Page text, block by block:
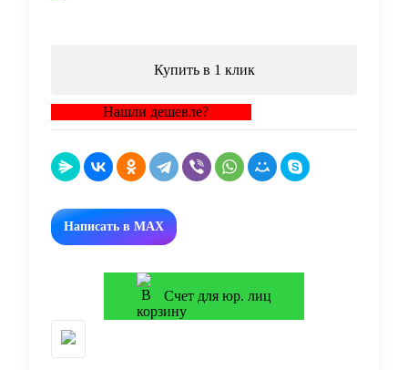
Купить в 1 клик
Нашли дешевле?
Написать в MAX
Счет для юр. лиц